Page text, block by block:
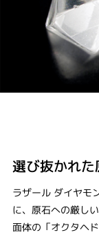
選び抜かれ
ラザール ダイヤモ
に、原石への厳し
面体の「オクタヘ